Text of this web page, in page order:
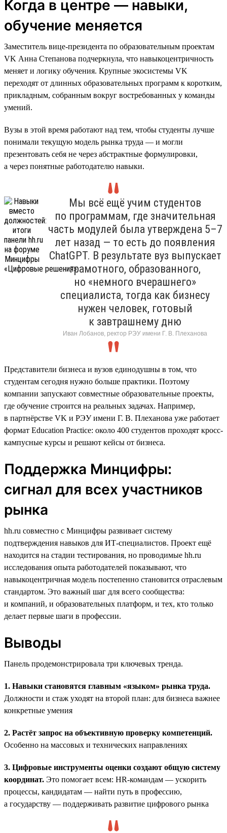
Когда в центре — навыки,
обучение меняется
Заместитель вице-президента по образовательным проектам
VK Анна Степанова подчеркнула, что навыкоцентричность
меняет и логику обучения. Крупные экосистемы VK
переходят от длинных образовательных программ к коротким,
прикладным, собранным вокруг востребованных у команды
умений.
Вузы в этой время работают над тем, чтобы студенты лучше
понимали текущую модель рынка труда — и могли
презентовать себя не через абстрактные формулировки,
а через понятные работодателю навыки.
Мы всё ещё учим студентов
по программам, где значительная
часть модулей была утверждена 5–7
лет назад — то есть до появления
ChatGPT. В результате вуз выпускает
грамотного, образованного,
но «немного вчерашнего»
специалиста, тогда как бизнесу
нужен человек, готовый
к завтрашнему дню
Иван Лобанов, ректор РЭУ имени Г. В. Плеханова
Представители бизнеса и вузов единодушны в том, что
студентам сегодня нужно больше практики. Поэтому
компании запускают совместные образовательные проекты,
где обучение строится на реальных задачах. Например,
в партнёрстве VK и РЭУ имени Г. В. Плеханова уже работает
формат Education Practice: около 400 студентов проходят кросс-
кампусные курсы и решают кейсы от бизнеса.
Поддержка Минцифры:
сигнал для всех участников
рынка
hh.ru совместно с Минцифры развивает систему
подтверждения навыков для ИТ-специалистов. Проект ещё
находится на стадии тестирования, но проводимые hh.ru
исследования опыта работодателей показывают, что
навыкоцентричная модель постепенно становится отраслевым
стандартом. Это важный шаг для всего сообщества:
и компаний, и образовательных платформ, и тех, кто только
делает первые шаги в профессии.
Выводы
Панель продемонстрировала три ключевых тренда.
1. Навыки становятся главным «языком» рынка труда.
Должности и стаж уходят на второй план: для бизнеса важнее
конкретные умения
2. Растёт запрос на объективную проверку компетенций.
Особенно на массовых и технических направлениях
3. Цифровые инструменты оценки создают общую систему
координат. Это помогает всем: HR-командам — ускорить
процессы, кандидатам — найти путь в профессию,
а государству — поддерживать развитие цифрового рынка